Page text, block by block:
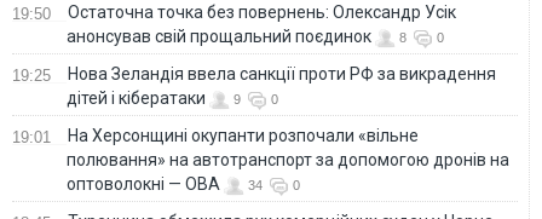
19:50
Остаточна точка без повернень: Олександр Усік
анонсував свій прощальний поєдинок
8 0
19:25
Нова Зеландія ввела санкції проти РФ за викрадення
дітей і кібератаки
9 0
19:01
На Херсонщині окупанти розпочали «вільне
полювання» на автотранспорт за допомогою дронів на
оптоволокні — ОВА
34 0